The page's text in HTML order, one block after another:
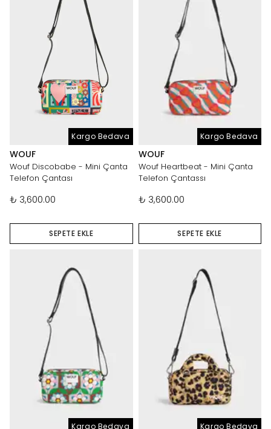
Kargo Bedava
WOUF
Wouf Discobabe - Mini Çanta
Telefon Çantası
₺ 3,600.00
SEPETE EKLE
Kargo Bedava
WOUF
Wouf Heartbeat - Mini Çanta
Telefon Çantassı
₺ 3,600.00
SEPETE EKLE
Kargo Bedava Kargo Bedava